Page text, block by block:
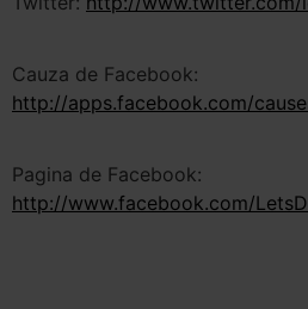
Cauza de Facebook:
http://apps.facebook.com/
Pagina de Facebook:
http://www.facebook.com/